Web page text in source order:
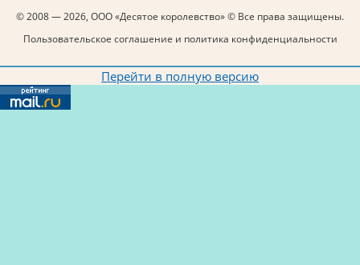
© 2008 — 2026, ООО «Десятое королевство» © Все права защищены.
Пользовательское соглашение и политика конфиденциальности
Перейти в полную версию